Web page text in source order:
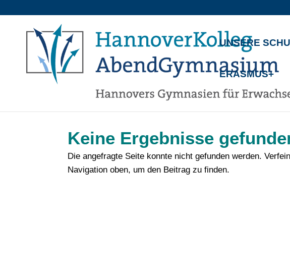
UNSERE
ERASMUS+
Keine Ergebnisse
Die angefragte Seite konnte nicht gefunden werden.
Navigation oben, um den Beitrag zu finden.